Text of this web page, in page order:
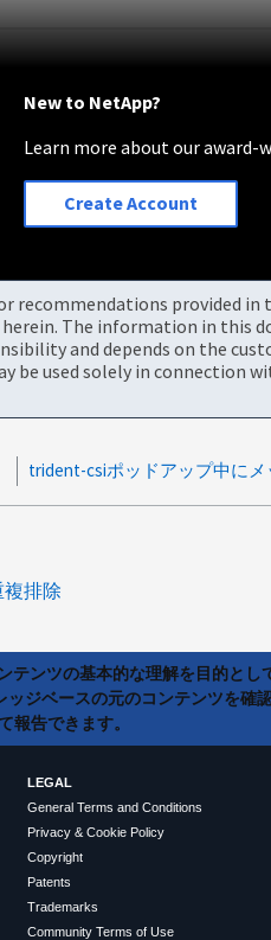
New to NetApp?
Learn more about our award-
Create Account
recommendations provided
The information in this
and depends on the
used solely in connection
複排除
ンツの基本的な理解を目的と
ジベースの元のコンテンツを確
告できます。
LEGAL
General Terms and Conditions
Privacy & Cookie Policy
Copyright
Patents
Trademarks
Community Terms of Use